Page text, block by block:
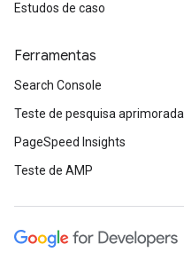
Estudos de caso
Ferramentas
Search Console
Teste de pesquisa aprimorada
PageSpeed Insights
Teste de AMP